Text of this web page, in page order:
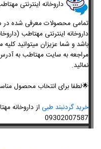
​داروخانه اینترنتی
تمامی محصولات معرفی شده در
داروخانه اینترنتی مهتاطب
باشد و شما عزیزان میتوانید
مراجعه به سایت مهتاطب به
نمائید.
🌟لطفا برای انتخاب محصول
خرید گردنبند طبی از داروخانه
09302007587